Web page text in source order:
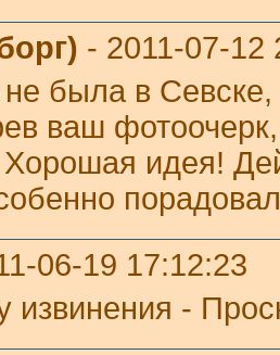
- 2011-07-12
не была в
ваш
идея!
06-19 17:12:23
извинения -